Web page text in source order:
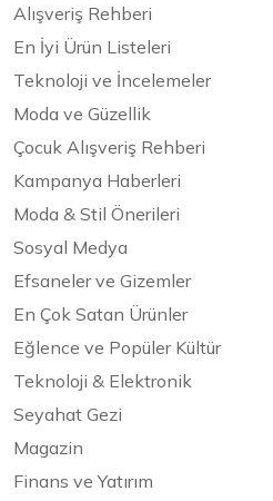
Alışveriş Rehberi
En İyi Ürün Listeleri
Teknoloji ve İncelemeler
Moda ve Güzellik
Çocuk Alışveriş Rehberi
Kampanya Haberleri
Moda & Stil Önerileri
Sosyal Medya
Efsaneler ve Gizemler
En Çok Satan Ürünler
Eğlence ve Popüler Kültür
Teknoloji & Elektronik
Seyahat Gezi
Magazin
Finans ve Yatırım